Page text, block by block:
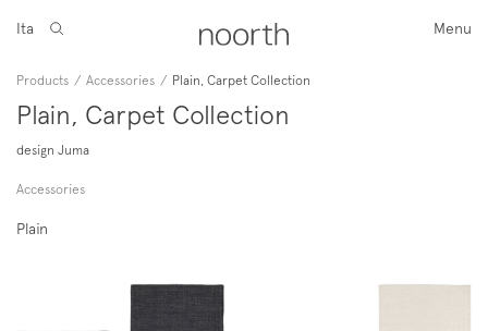
Menu
Ita
Products / Accessories / Plain, Carpet Collection
Plain, Carpet Collection
design Juma
Accessories
Plain